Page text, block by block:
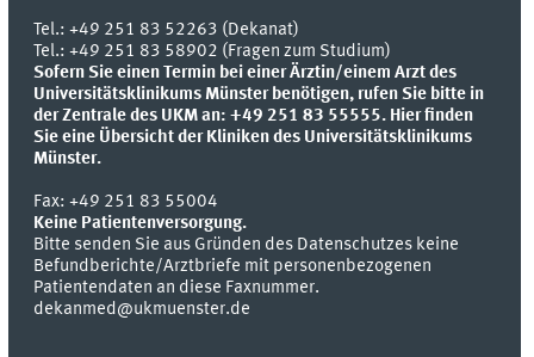
Tel.:+49 251 83 52263 (Dekanat)
Tel.: +49 251 83 58902 (Fragen zum Studium)
Sofern Sie einen Termin bei einer Ärztin/einem Arzt des
Universitätsklinikums Münster benötigen, rufen Sie bitte in
der Zentrale des UKM an: +49 251 83 55555. Hier finden
Sie eine Übersicht der Kliniken des Universitätsklinikums
Münster.
Fax:+49 251 83 55004
Keine Patientenversorgung.
Bitte senden Sie aus Gründen des Datenschutzes keine
Befundberichte/Arztbriefe mit personenbezogenen
Patientendaten an diese Faxnummer.
dekanmed@ukmuenster.de